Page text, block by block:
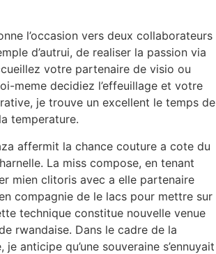
l’occasion vers deux collaborateurs
d’autrui, de realiser la passion via
votre partenaire de visio ou
meme decidiez l’effeuillage et votre
je trouve un excellent le temps de
temperature.
affermit la chance couture a cote du
La miss compose, en tenant
mien clitoris avec a elle partenaire
compagnie de le lacs pour mettre sur
technique constitue nouvelle venue
rwandaise. Dans le cadre de la
anticipe qu’une souveraine s’ennuyait